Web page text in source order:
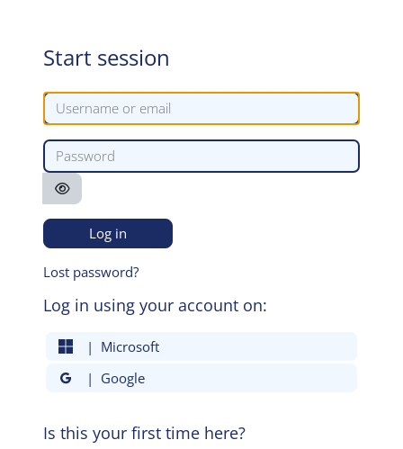
Start session
Username or email
Password
Log in
Lost password?
Log in using your account on:
| Microsoft
| Google
Is this your first time here?